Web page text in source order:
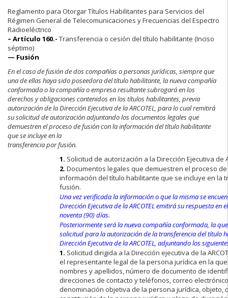
Reglamento para Otorgar Títulos Habilitantes para Servicios del
Régimen General de Telecomunicaciones y Frecuencias del Espectro
Radioeléctrico
– Artículo 160.- Transferencia o cesión del título habilitante (Inciso
séptimo)
— Fusión
En el caso de fusión de dos compañías o personas jurídicas, siempre que
una de ellas haya sido poseedora del título habilitante, la nueva compañía
conformada o la compañía o empresa resultante subrogará en los
derechos y obligaciones contenidos en los títulos habilitantes, previa
autorización de la Dirección Ejecutiva de la ARCOTEL, para lo cual remitirá
su solicitud de autorización adjuntando los documentos legales que
demuestren el proceso de fusión con la información del título habilitante
que se incluye en la
transferencia por fusión.
1. Solicitud de autorización a la Dirección Ejecutiva de
2. Documentos legales que demuestren el proceso
información del título habilitante que se incluye en la
fusión.
Una vez verificada la información o que la misma se
Dirección Ejecutiva de la ARCOTEL emitirá su respuesta en
noventa (90) días.
Posteriormente será la nueva compañía conformada, la
solicitud para la autorización de la transferencia del título
Dirección Ejecutiva de la ARCOTEL, adjuntando los
1. Solicitud dirigida a la Dirección ejecutiva de la
el representante legal de la persona jurídica en la
nombres y apellidos, número de documento de
direcciones de contacto y teléfonos, correo
denominación objetiva de la persona jurídica, objeto,